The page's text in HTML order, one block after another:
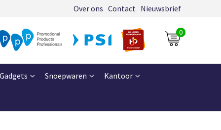
Over ons Contact Nieuwsbrief
0
Gadgets Snoepwaren Kantoor